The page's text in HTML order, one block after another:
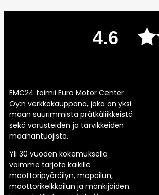
4.6
EMC24 toimii Euro Motor Center
Oy:n verkkokauppana, joka on yksi
maan suurimmista prätkäliikkeistä
sekä varusteiden ja tarvikkeiden
maahantuojista.
Yli 30 vuoden kokemuksella
voimme tarjota kaikille
moottoripyöräilyn, mopoilun,
moottorikelkkailun ja mönkijöiden